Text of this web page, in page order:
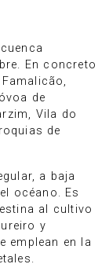
En concreto
de
Vila do
de
a baja
océano. Es
al cultivo
y
emplean en la